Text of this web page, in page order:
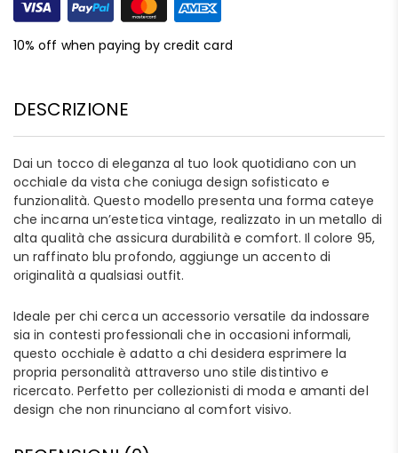
10% off when paying by credit card
DESCRIZIONE
Dai un tocco di eleganza al tuo look quotidiano con un
occhiale da vista che coniuga design sofisticato e
funzionalità. Questo modello presenta una forma cateye
che incarna un’estetica vintage, realizzato in un metallo di
alta qualità che assicura durabilità e comfort. Il colore 95,
un raffinato blu profondo, aggiunge un accento di
originalità a qualsiasi outfit.
Ideale per chi cerca un accessorio versatile da indossare
sia in contesti professionali che in occasioni informali,
questo occhiale è adatto a chi desidera esprimere la
propria personalità attraverso uno stile distintivo e
ricercato. Perfetto per collezionisti di moda e amanti del
design che non rinunciano al comfort visivo.